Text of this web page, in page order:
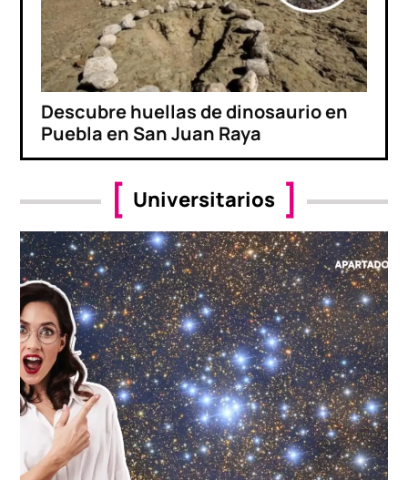
Descubre huellas de dinosaurio en
Puebla en San Juan Raya
Universitarios